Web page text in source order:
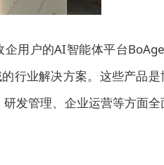
用户的AI智能体平台
行业解决方案。这些产品是
发管理、企业运营等方面全